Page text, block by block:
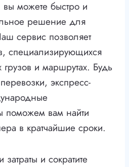
вы можете быстро и
решение для
сервис позволяет
специализирующихся
грузов и маршрутах. Будь
экспресс-
поможем вам найти
в кратчайшие сроки.
и сократите